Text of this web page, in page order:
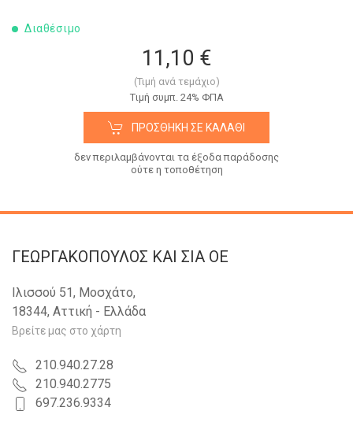
Διαθέσιμο
11,10 €
(Τιμή ανά τεμάχιο)
Tιμή συμπ. 24% ΦΠΑ
ΠΡΟΣΘΉΚΗ ΣΕ ΚΑΛΆΘΙ
δεν περιλαμβάνονται τα έξοδα παράδοσης
ούτε η τοποθέτηση
ΓΕΩΡΓΑΚΟΠΟΥΛΟΣ KAI ΣΙΑ OE
Ιλισσού 51, Μοσχάτο,
18344, Αττική - Ελλάδα
Βρείτε μας στο χάρτη
210.940.27.28
210.940.2775
697.236.9334